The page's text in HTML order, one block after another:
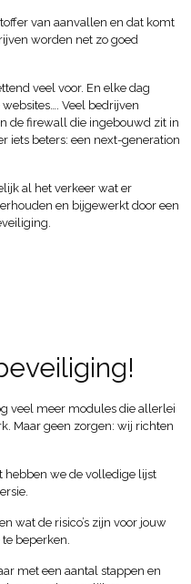
van aanvallen en dat komt
worden net zo goed
veel voor. En elke dag
Veel bedrijven
de firewall die ingebouwd zit in
iets beters: een next-generation
al het verkeer wat er
en bijgewerkt door een
veel meer modules die allerlei
Maar geen zorgen: wij richten
hebben we de volledige lijst
wat de risico’s zijn voor jouw
beperken.
met een aantal stappen en